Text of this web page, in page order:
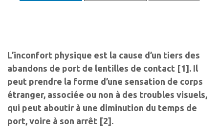
L’inconfort physique est la cause d’un tiers des
abandons de port de lentilles de contact [1]. Il
peut prendre la forme d’une sensation de corps
étranger, associée ou non à des troubles visuels,
qui peut aboutir à une diminution du temps de
port, voire à son arrêt [2].